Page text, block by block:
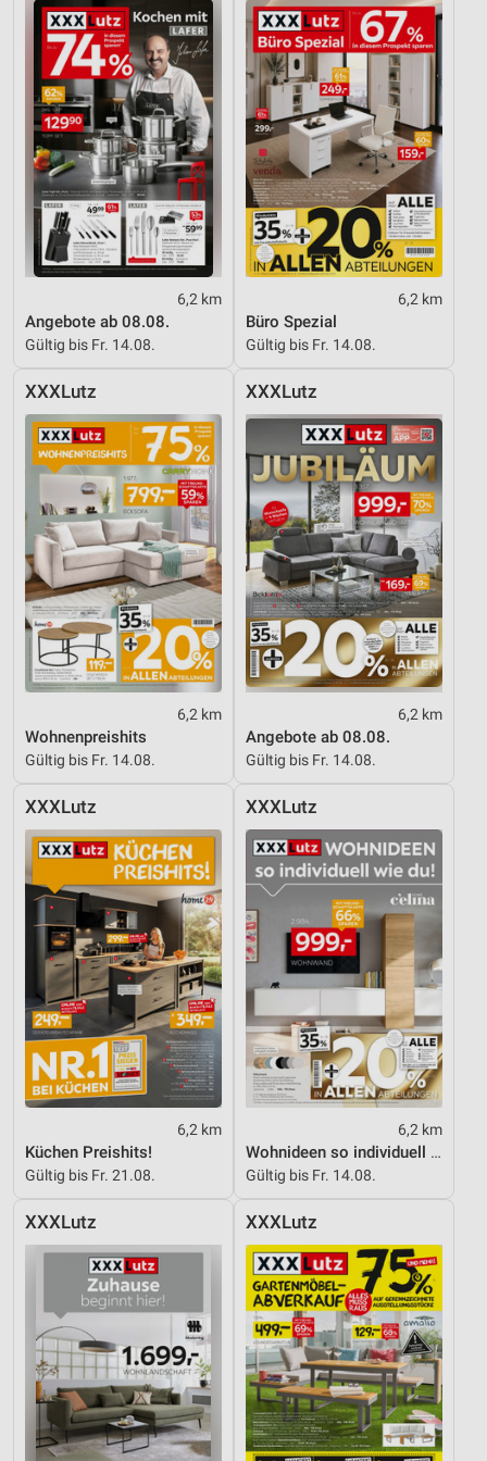
6,2 km
Angebote ab 08.08.
Gültig bis Fr. 14.08.
6,2 km
Büro Spezial
Gültig bis Fr. 14.08.
XXXLutz
6,2 km
Wohnenpreishits
Gültig bis Fr. 14.08.
XXXLutz
6,2 km
Angebote ab 08.08.
Gültig bis Fr. 14.08.
XXXLutz
6,2 km
Küchen Preishits!
Gültig bis Fr. 21.08.
XXXLutz
6,2 km
Wohnideen so individuell wie du!
Gültig bis Fr. 14.08.
XXXLutz XXXLutz
Verwendung reduzierter Daten zur Auswahl von
Inhalten
IAB-Besonderheiten:
Verwendung genauer Standortdaten
Geräte anhand von aktiv angeforderten
Informationen identifizieren
Nicht-IAB-Verarbeitungszwecke:
Notwendig
Funktional
Werbung